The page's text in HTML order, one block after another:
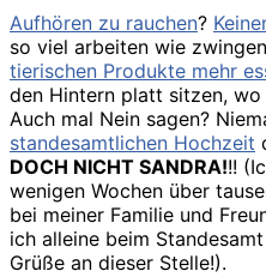
Aufhören zu rauchen?
so viel arbeiten wie
tierischen Produkte mehr
den Hintern platt sitzen,
Auch mal Nein sagen?
standesamtlichen Hochzeit
DOCH NICHT SANDRA!!!
wenigen Wochen über
bei meiner Familie und
ich alleine beim
Grüße an dieser Stelle!).